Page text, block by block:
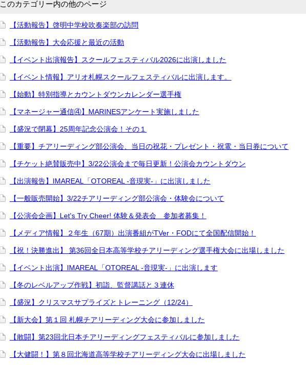
このカテゴリー内の他のページ
【活動報告】啓明中学校吹奏楽部の訪問
【活動報告】大会応援と最近の活動
【イベント出演報告】スクールフェスティバル2026に出演しました
【イベント情報】アリオ札幌スクールフェスティバルに出演します。
【始動】特別指導とカウントダウンカレンダー選手権
【マネージャー通信④】MARINESアンケート実施しました
【盛況で閉幕】25周年記念公演会！その１
【重要】チアリーディング部公演会、当日の祝花・プレゼント・祝電・当日券について
【チケット絶賛販売中】3/22公演会まで毎日更新！公演会カウントダウン
【出演報告】IMAREAL「OTOREAL -音現実-」に出演しました
【一般販売開始】3/22チアリーディング部公演会・体験会について
【公演会企画】Let's Try Cheer! 体験＆発表会 参加者募集！
【メディア情報】２年生（67期）出演番組がTVer・FODにて全国配信開始！
【祝！決勝進出】 第36回全日本高等学校チアリーディング選手権大会に出場しました
【イベント出演】IMAREAL「OTOREAL -音現実-」に出演します
【冬のレベルアップ作戦】初詣、監督講話と３連休
【盛況】クリスマスサプライズとトレーニング（12/24）
【新大会】第１回 札幌チアリーディング大会に参加しました
【敢闘】第23回北日本チアリーディングフェスティバルに参加しました
【大健闘！】第８回北海道高等学校チアリーディング大会に出場しました